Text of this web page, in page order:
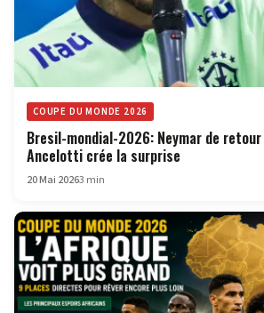
COUPE DU MONDE 2026
Bresil-mondial-2026: Neymar de
Ancelotti crée la surprise
20 Mai 20263 min